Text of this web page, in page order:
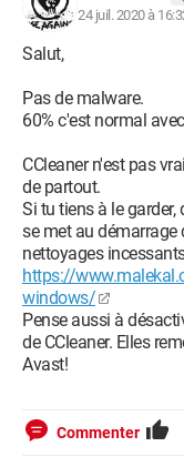
Configuration:Windows
24 juil. 2020 à
Salut,
Pas de malware.
60% c'est normal
CCleaner n'est pas
de partout.
Si tu tiens à le garder,
se met au démarrage
nettoyages
https://
windows/
Pense aussi à
de CCleaner. Elles
Avast!
Commenter